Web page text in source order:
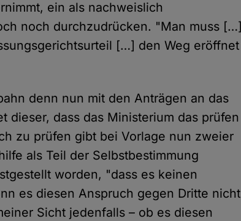
ein als nachweislich
noch durchzudrücken. "Man muss […]
[…] den Weg eröffnet
denn nun mit den Anträgen an das
dieser, dass das Ministerium das prüfen
zu prüfen gibt bei Vorlage nun zweier
als Teil der Selbstbestimmung
worden, "dass es keinen
es diesen Anspruch gegen Dritte nicht
Sicht jedenfalls – ob es diesen